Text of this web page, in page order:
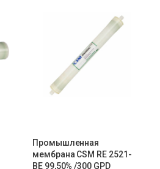
Промышленная
мембрана CSM RE 2521-
BE 99,50% /300 GPD